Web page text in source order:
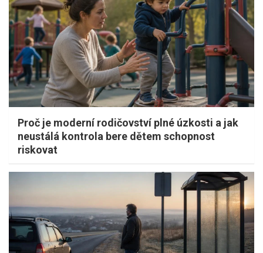
Proč je moderní rodičovství plné úzkosti a jak
neustálá kontrola bere dětem schopnost
riskovat